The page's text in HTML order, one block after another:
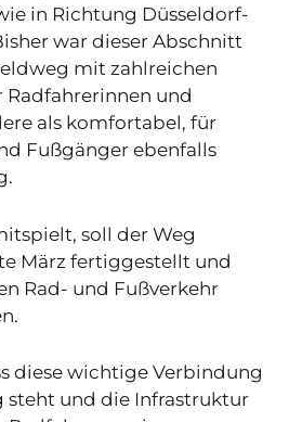
in Richtung Düsseldorf-
war dieser Abschnitt
mit zahlreichen
Radfahrerinnen und
als komfortabel, für
Fußgänger ebenfalls
soll der Weg
März fertiggestellt und
Rad- und Fußverkehr
diese wichtige Verbindung
steht und die Infrastruktur